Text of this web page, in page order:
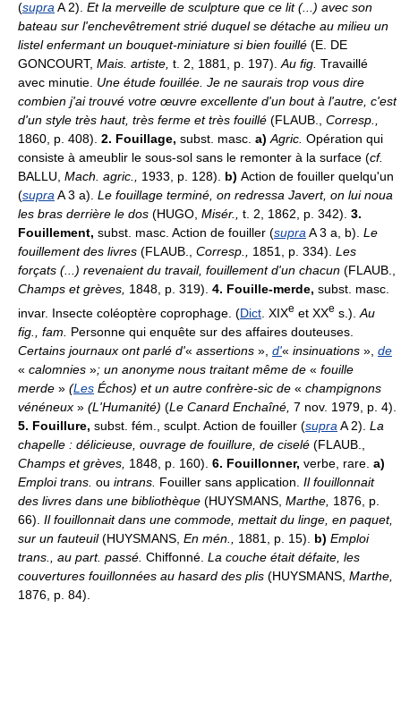
(supraA 2). Et la merveille de sculpture que ce lit (...) avec son
bateau sur l'enchevêtrement strié duquel se détache au milieu un
listel enfermant un bouquet-miniature si bien fouillé (E. DE
GONCOURT, Mais. artiste, t. 2, 1881, p. 197).Au fig. Travaillé
avec minutie. Une étude fouillée. Je ne saurais trop vous dire
combien j'ai trouvé votre œuvre excellente d'un bout à l'autre, c'est
d'un style très haut, très ferme et très fouillé (FLAUB., Corresp.,
1860, p. 408). 2. Fouillage, subst. masc. a)Agric. Opération qui
consiste à ameublir le sous-sol sans le remonter à la surface (cf.
BALLU, Mach. agric., 1933, p. 128). b) Action de fouiller quelqu'un
(supraA 3 a). Le fouillage terminé, on redressa Javert, on lui noua
les bras derrière le dos (HUGO, Misér., t. 2, 1862, p. 342). 3.
Fouillement, subst. masc. Action de fouiller (supraA 3 a, b). Le
fouillement des livres (FLAUB., Corresp., 1851, p. 334). Les
forçats (...) revenaient du travail, fouillement d'un chacun (FLAUB.,
Champs et grèves, 1848, p. 319). 4. Fouille-merde, subst. masc.
invar. Insecte coléoptère coprophage. (Dict . XIXe et XXe s.). Au
fig., fam. Personne qui enquête sur des affaires douteuses.
Certains journaux ont parlé d'« assertions », d'« insinuations », de
« calomnies »; un anonyme nous traitant même de « fouille
merde » (Les Échos) et un autre confrère-sic de « champignons
vénéneux » (L'Humanité) (Le Canard Enchaîné, 7 nov. 1979, p. 4).
5. Fouillure, subst. fém., sculpt. Action de fouiller (supra A 2). La
chapelle : délicieuse, ouvrage de fouillure, de ciselé (FLAUB.,
Champs et grèves, 1848, p. 160). 6. Fouillonner, verbe, rare. a)
Emploi trans. ou intrans. Fouiller sans application. Il fouillonnait
des livres dans une bibliothèque (HUYSMANS, Marthe, 1876, p.
66). Il fouillonnait dans une commode, mettait du linge, en paquet,
sur un fauteuil(HUYSMANS, En mén., 1881, p. 15). b) Emploi
trans., au part. passé. Chiffonné. La couche était défaite, les
couvertures fouillonnées au hasard des plis (HUYSMANS, Marthe,
1876, p. 84).